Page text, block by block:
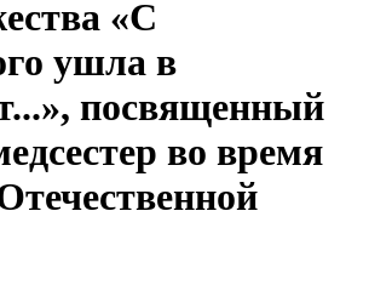
«С
ушла в
посвященный
во время